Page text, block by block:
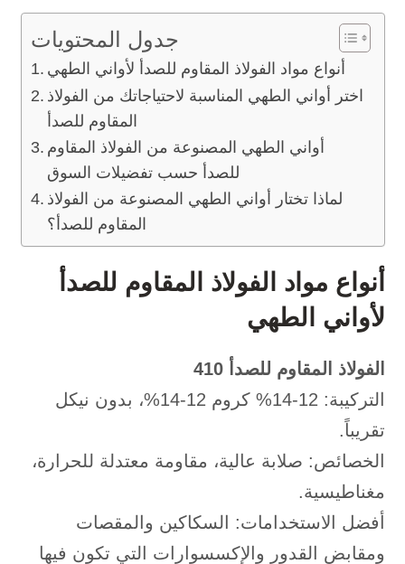
جدول المحتويات
أنواع مواد الفولاذ المقاوم للصدأ لأواني الطهي
اختر أواني الطهي المناسبة لاحتياجاتك من الفولاذ
المقاوم للصدأ
أواني الطهي المصنوعة من الفولاذ المقاوم
للصدأ حسب تفضيلات السوق
لماذا تختار أواني الطهي المصنوعة من الفولاذ
المقاوم للصدأ؟
أنواع مواد الفولاذ المقاوم للصدأ
لأواني الطهي
الفولاذ المقاوم للصدأ 410
التركيبة: 12-14% كروم 12-14%، بدون نيكل
تقريباً.
الخصائص: صلابة عالية، مقاومة معتدلة للحرارة،
مغناطيسية.
أفضل الاستخدامات: السكاكين والمقصات
ومقابض القدور والإكسسوارات التي تكون فيها